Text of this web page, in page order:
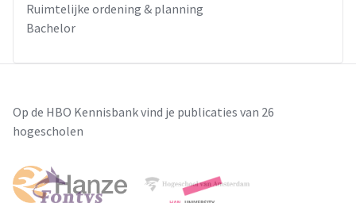
Ruimtelijke ordening & planning
Bachelor
Op de HBO Kennisbank vind je publicaties van 26
hogescholen